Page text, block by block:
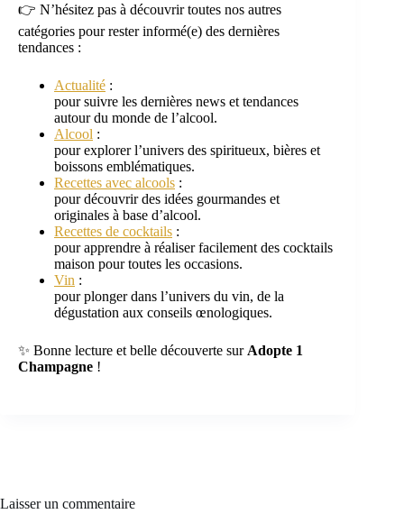
👉 N’hésitez pas à découvrir toutes nos autres
catégories pour rester informé(e) des dernières
tendances :
Actualité :
pour suivre les dernières news et tendances
autour du monde de l’alcool.
Alcool :
pour explorer l’univers des spiritueux, bières et
boissons emblématiques.
Recettes avec alcools :
pour découvrir des idées gourmandes et
originales à base d’alcool.
Recettes de cocktails :
pour apprendre à réaliser facilement des cocktails
maison pour toutes les occasions.
Vin :
pour plonger dans l’univers du vin, de la
dégustation aux conseils œnologiques.
✨ Bonne lecture et belle découverte sur Adopte 1
Champagne !
Laisser un commentaire